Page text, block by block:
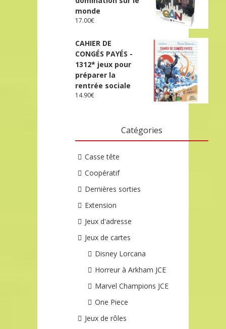
monde
17.00€
CAHIER DE
CONGÉS PAYÉS -
1312* jeux pour
préparer la
rentrée sociale
14.90€
Catégories
Casse tête
Coopératif
Dernières sorties
Extension
Jeux d'adresse
Jeux de cartes
Disney Lorcana
Horreur à Arkham JCE
Marvel Champions JCE
One Piece
Jeux de rôles